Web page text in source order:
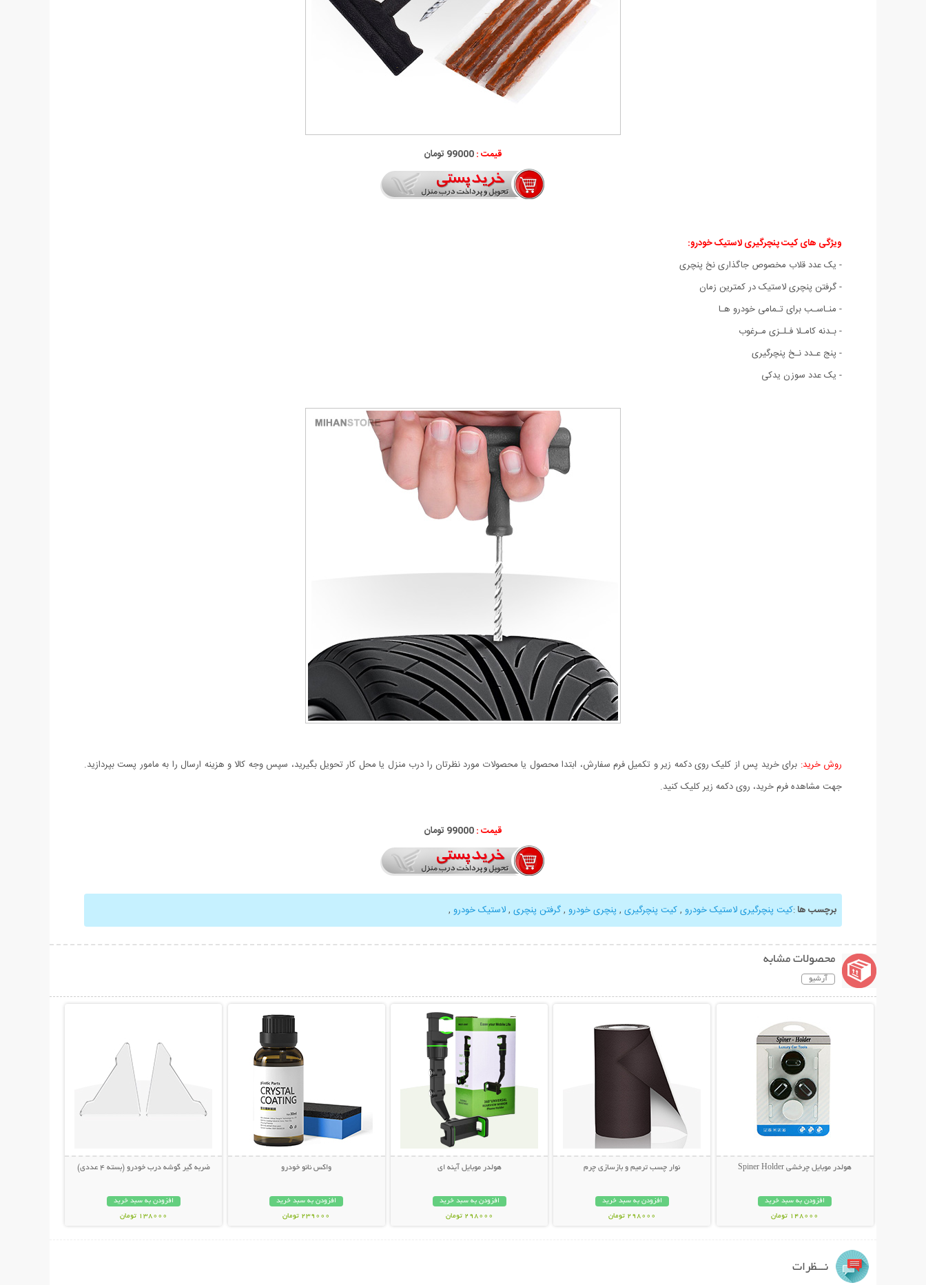
قیمت :99000 تومان
ویژگی های کیت پنچرگیری لاستیک خودرو:
- یک عدد قلاب مخصوص جاگذاری نخ پنچری
- گرفتن پنچری لاستیک در کمترین زمان
- منـاسـب برای تـمامی خودرو هـا
- بـدنه کامـلا فـلـزی مـرغوب
- پنج عـدد نـخ پنچرگیری
- یک عدد سوزن یدکی
روش خرید: برای خرید پس از کلیک روی دکمه زیر و تکمیل فرم سفارش، ابتدا محصول یا محصولات مورد نظرتان را درب منزل یا محل کار تحویل بگیرید، سپس وجه کالا و هزینه ارسال را به مامور پست بپردازید.
جهت مشاهده فرم خرید، روی دکمه زیر کلیک کنید.
قیمت : 99000 تومان
برچسب ها:کیت پنچرگیری لاستیک خودرو ,کیت پنچرگیری , پنچری خودرو ,گرفتن پنچری ,لاستیک خودرو ,
محصولات مشابه
آرشیو
هولدر موبایل چرخشی Spiner Holder
افزودن به سبد خرید
148000 تومان
نوار چسب ترمیم و بازسازی چرم
افزودن به سبد خرید
298000 تومان
هولدر موبایل آینه ای
افزودن به سبد خرید
298000 تومان
واکس نانو خودرو
افزودن به سبد خرید
239000 تومان
ضربه گیر گوشه درب خودرو (بسته 4 عددی)
افزودن به سبد خرید
138000 تومان
نـــظرات